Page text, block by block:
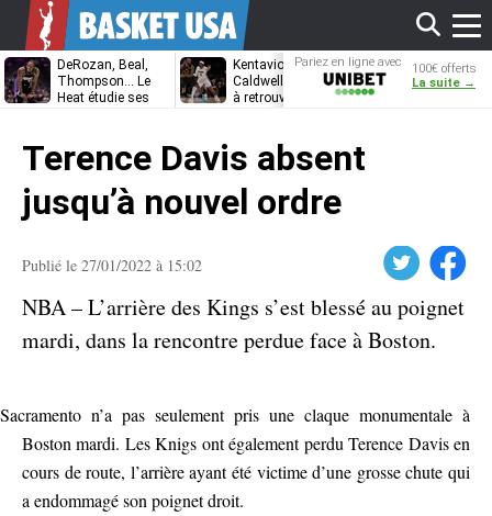
DeRozan, Beal,
Thompson… Le
Heat étudie ses
Kentavious
Caldwell-Pope prêt
à retrouver LeBron
Jonathan
Kuminga, le
Pariez en ligne avec
Unibet
100€ offerts
La suite →
Terence Davis absent
jusqu’à nouvel ordre
Publié le 27/01/2022 à 15:02 Facebook
NBA – L’arrière des Kings s’est blessé au poignet
mardi, dans la rencontre perdue face à Boston.
Sacramento n’a pas seulement pris une claque monumentale à
Boston mardi. Les Knigs ont également perdu Terence Davis en
cours de route, l’arrière ayant été victime d’une grosse chute qui
a endommagé son poignet droit.